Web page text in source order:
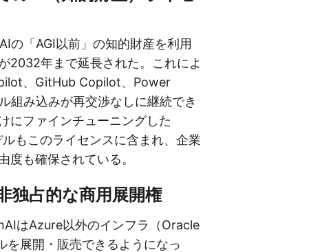
の「AGI以前」の知的財産を利用
2032年まで延長された。これによ
、GitHub Copilot、Power
組み込みが再交渉なしに継続でき
にファインチューニングした
もこのライセンスに含まれ、企業
度も確保されている。
独占的な商用展開権
はAzure以外のインフラ（Oracle
を展開・販売できるようになっ